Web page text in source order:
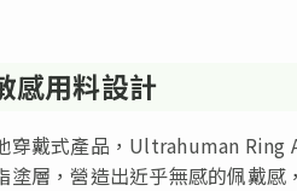
感用料設計
穿戴式產品，Ultrahuman Ring
塗層，營造出近乎無感的佩戴